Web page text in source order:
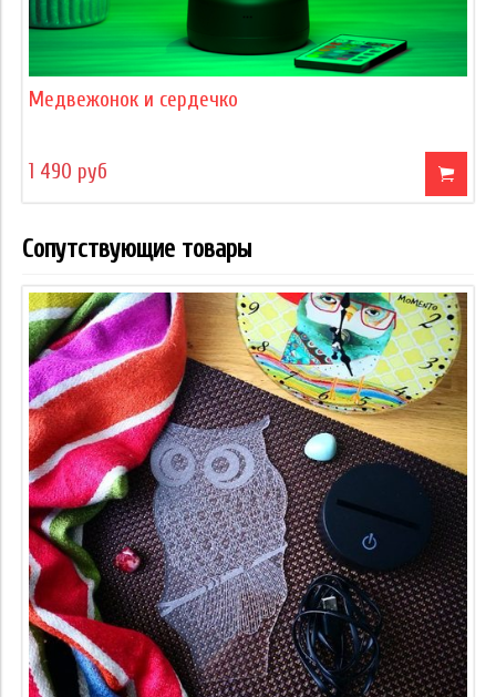
Медвежонок и сердечко
1 490 руб
Сопутствующие товары